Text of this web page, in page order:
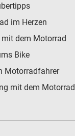
im Herzen
mit dem Motorrad
Bike
Motorradfahrer
mit dem Motorrad